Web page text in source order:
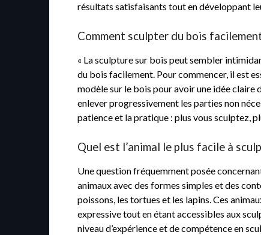
résultats satisfaisants tout en développant
Comment sculpter du bois
« La sculpture sur bois peut sembler
du bois facilement. Pour commencer, il est
modèle sur le bois pour avoir une idée claire
enlever progressivement les parties non
patience et la pratique : plus vous sculptez,
Quel est l’animal le plus facile à
Une question fréquemment posée
animaux avec des formes simples et des
poissons, les tortues et les lapins. Ces
expressive tout en étant accessibles aux
niveau d’expérience et de compétence en